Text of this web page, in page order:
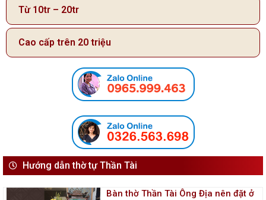
Từ 10tr – 20tr
Cao cấp trên 20 triệu
Hướng dẫn thờ tự Thần Tài
Bàn thờ Thần Tài Ông Địa nên đặt ở